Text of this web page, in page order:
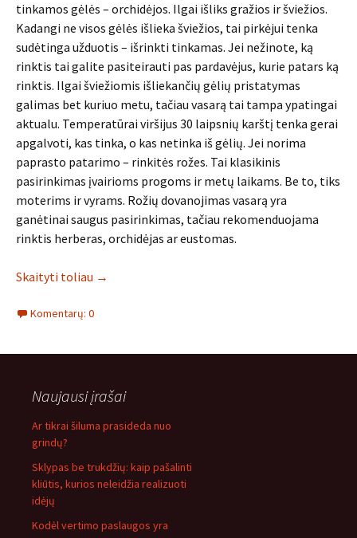
tinkamos gėlės – orchidėjos. Ilgai išliks gražios ir šviežios.
Kadangi ne visos gėlės išlieka šviežios, tai pirkėjui tenka
sudėtinga užduotis – išrinkti tinkamas. Jei nežinote, ką
rinktis tai galite pasiteirauti pas pardavėjus, kurie patars ką
rinktis. Ilgai šviežiomis išliekančių gėlių pristatymas
galimas bet kuriuo metu, tačiau vasarą tai tampa ypatingai
aktualu. Temperatūrai viršijus 30 laipsnių karštį tenka gerai
apgalvoti, kas tinka, o kas netinka iš gėlių. Jei norima
paprasto patarimo – rinkitės rožes. Tai klasikinis
pasirinkimas įvairioms progoms ir metų laikams. Be to, tiks
moterims ir vyrams. Rožių dovanojimas vasarą yra
ganėtinai saugus pasirinkimas, tačiau rekomenduojama
rinktis herberas, orchidėjas ar eustomas.
Skaityti toliau →
Komentarų: 0
Naujausi įrašai
Ar tikrai šiluma prasideda nuo
grindų?
Sklypas be trukdžių: kaip pašalinti
kliūtis, kurios neleidžia realizuoti
idėjų
Kodėl vertimo paslaugos yra